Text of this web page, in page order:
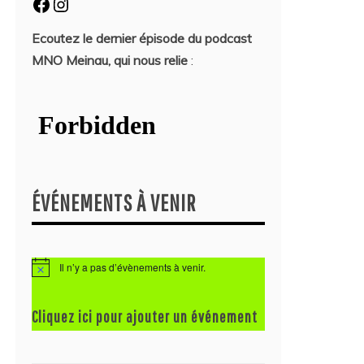
Facebook
Ecoutez le dernier épisode du podcast
MNO Meinau, qui nous relie :
ÉVÉNEMENTS À VENIR
N
i
c
Il n’y a pas d’évènements à venir.
Cliquez ici pour ajouter un événement